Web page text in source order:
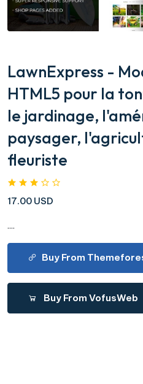
LawnExpress -
HTML5 pour la
le jardinage,
paysager,
fleuriste
17.00 USD
....
Buy From
Buy From VofusWeb